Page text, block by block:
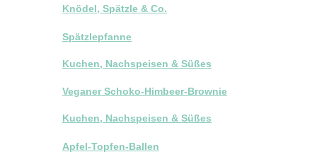
Knödel, Spätzle & Co.
Spätzlepfanne
Kuchen, Nachspeisen & Süßes
Veganer Schoko-Himbeer-Brownie
Kuchen, Nachspeisen & Süßes
Apfel-Topfen-Ballen